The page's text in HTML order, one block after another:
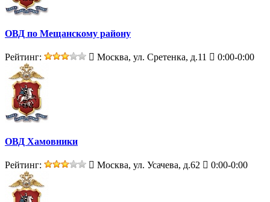
ОВД по Мещанскому району
Рейтинг: Москва, ул. Сретенка, д.11 0:00-0:00
ОВД Хамовники
Рейтинг: Москва, ул. Усачева, д.62 0:00-0:00